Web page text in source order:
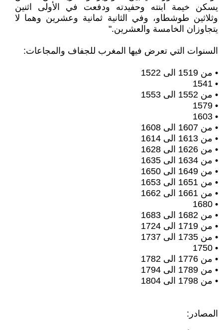
يسكن خيمة ابنته وحفيدته ودفعت في الأولى ‏اثنين
وثلاثين طوشطاو، وفي الثانية ثمانية وعشرين وهما لا
يتجاوزان الخامسة والعشرين‎".‎
السنوات التي تعرض فيها المغرب للجفاف والمجاعات:‏‎ ‎
• من 1519 الى 1522 ‏
• ‎1541‎
• من 1552 الى 1553‏
• ‏1579 ‏
• ‏1603 ‏
• من 1607 الى 1608‏
• من ‏‎1613‎‏ الى 1614 ‏
• من 1626 الى 1628 ‏
• من 1634 الى 1635 ‏
• من 1649 الى 1650 ‏
• من 1651 الى 1653 ‏
• من 1661 الى 1662‏
• ‏1680 ‏
• من 1682 الى 1683‏
• من 1719 الى 1724 ‏
• من 1735 الى 1737 ‏
• ‏1750 ‏
• من 1776 الى 1782 ‏
• من 1789 الى 1794 ‏
• من 1798 الى 1804 ‏
المصادر:‏